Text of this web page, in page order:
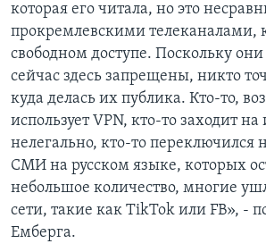
которая его читала, но это
прокремлевскими телеканалами,
свободном доступе. Поскольку
сейчас здесь запрещены, никто
куда делась их публика. Кто-то,
использует VPN, кто-то заходит
нелегально, кто-то переключился
СМИ на русском языке, которых
небольшое количество, многие
сети, такие как TikTok или FB», -
Емберга.